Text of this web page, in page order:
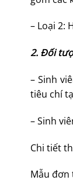
– Loại 2:
2. Đối
– Sinh
tiêu chí
– Sinh
Chi tiết
Mẫu